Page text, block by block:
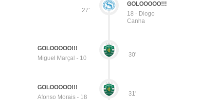
27'
GOLOOOOO!!!
18 - Diogo
Canha
30'
GOLOOOOO!!!
Miguel Marçal - 10
31'
GOLOOOOO!!!
Afonso Morais - 18